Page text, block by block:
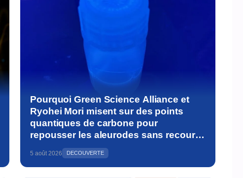
Pourquoi Green Science Alliance et
Ryohei Mori misent sur des points
quantiques de carbone pour
repousser les aleurodes sans recourir
aux pesticides
5 août 2026 DECOUVERTE